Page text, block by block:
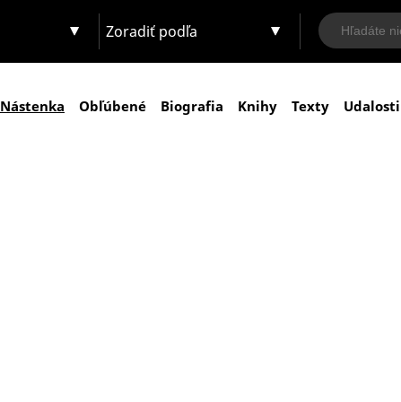
Zoradiť podľa
Nástenka Obľúbené Biografia Knihy Texty Udalosti